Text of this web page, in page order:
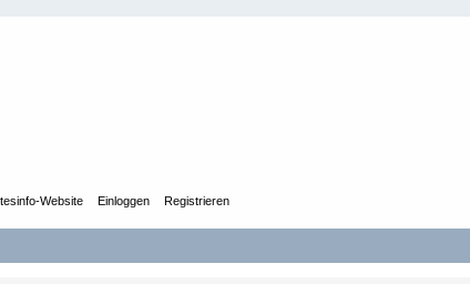
Website Einloggen Registrieren